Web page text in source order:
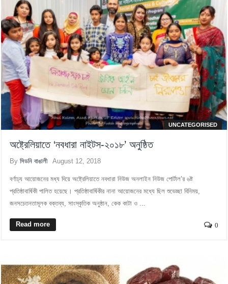
UNCATEGORISED
অষ্ট্রেলিয়াতে ‘নবধারা নাইটস-২০১৮’ অনুষ্ঠিত
Byসিডনি বাঙালী August 12, 2018
বর্ণাঢ্য আয়োজনের মধ্য দিয়ে অষ্ট্রেলিয়াতে নবধারা নিউজ অনলাইন নিউজ পোর্টাল’র ৬ষ্ট
প্রতিষ্ঠাবার্ষিকী পালিত হয়েছে। প্রতিষ্ঠাবার্ষিকীর নানা আয়োজনের মধ্যে ছিল শুভেচ্ছা বিনিময়,
জনসচেতনতামূলক বক্তব্য, সাংস্কৃতিক অনুষ্ঠান, কেক কাটা ও ...
Read more 0